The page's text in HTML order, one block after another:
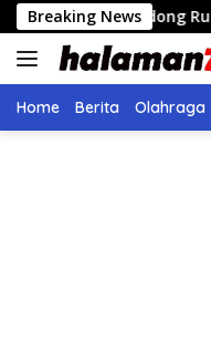
Langsung
ke
konten
Breaking News
Didong Runcang
Home Berita Olahraga